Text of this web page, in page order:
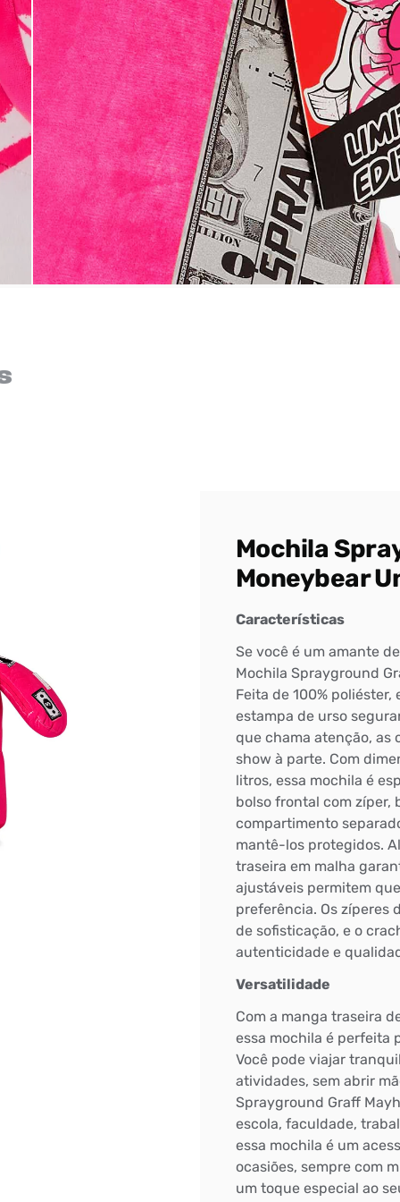
Para ter uma melhor experiência de compra, insira seu CEP
Mochila
Moneybear
Características
Se você é um amante
Mochila Sprayground
Feita de 100%
estampa de urso
que chama atenção, as
show à parte. Com
litros, essa mochila é
bolso frontal com zíper,
compartimento
mantê-los protegidos.
traseira em malha
ajustáveis permitem
preferência. Os zíperes
de sofisticação, e o
autenticidade e
Versatilidade
Com a manga traseira
essa mochila é perfeita
Você pode viajar
atividades, sem abrir
Sprayground Graff
escola, faculdade,
essa mochila é um
ocasiões, sempre com
um toque especial ao